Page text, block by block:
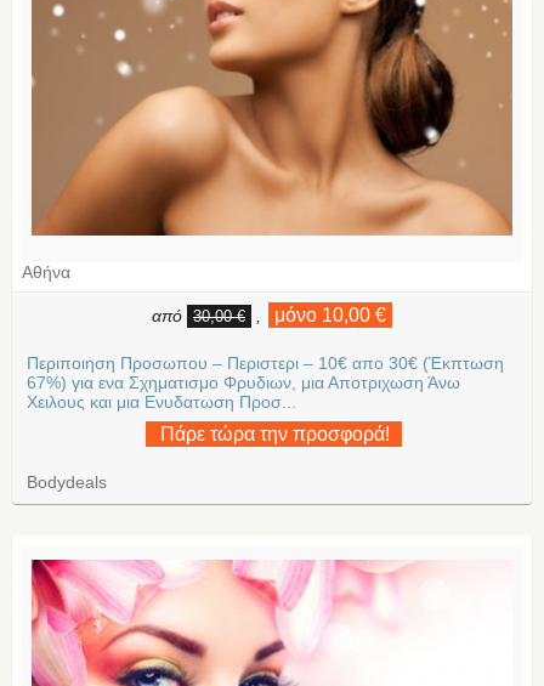
Αθήνα
από 30,00 € μόνο 10,00 €
Περιποιηση Προσωπου – Περιστερι – 10€ απο 30€ (Έκπτωση
67%) για ενα Σχηματισμο Φρυδιων, μια Αποτριχωση Άνω
Χειλους και μια Ενυδατωση Προσ...
Πάρε τώρα την προσφορά!
Bodydeals